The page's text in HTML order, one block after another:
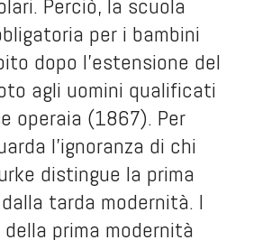
Perciò, la scuola
per i bambini
dopo l’estensione del
agli uomini qualificati
operaia (1867). Per
l’ignoranza di chi
distingue la prima
tarda modernità. I
prima modernità